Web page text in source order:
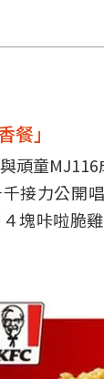
餐」
頑童
接力公開
塊咔啦脆